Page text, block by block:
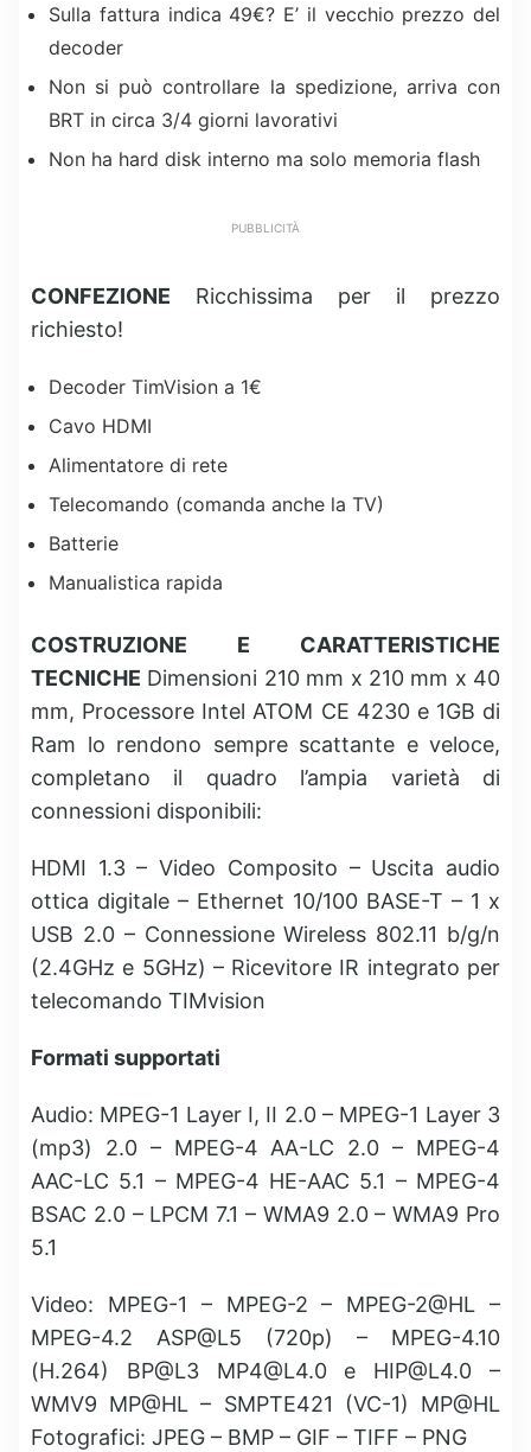
Sulla fattura indica 49€? E’ il vecchio prezzo del
decoder
Non si può controllare la spedizione, arriva con
BRT in circa 3/4 giorni lavorativi
Non ha hard disk interno ma solo memoria flash
PUBBLICITÀ
CONFEZIONE Ricchissima per il prezzo
richiesto!
Decoder TimVision a 1€
Cavo HDMI
Alimentatore di rete
Telecomando (comanda anche la TV)
Batterie
Manualistica rapida
COSTRUZIONE E CARATTERISTICHE
TECNICHE Dimensioni 210 mm x 210 mm x 40
mm, Processore Intel ATOM CE 4230 e 1GB di
Ram lo rendono sempre scattante e veloce,
completano il quadro l’ampia varietà di
connessioni disponibili:
HDMI 1.3 – Video Composito – Uscita audio
ottica digitale – Ethernet 10/100 BASE-T – 1 x
USB 2.0 – Connessione Wireless 802.11 b/g/n
(2.4GHz e 5GHz) – Ricevitore IR integrato per
telecomando TIMvision
Formati supportati
Audio: MPEG-1 Layer I, II 2.0 – MPEG-1 Layer 3
(mp3) 2.0 – MPEG-4 AA-LC 2.0 – MPEG-4
AAC-LC 5.1 – MPEG-4 HE-AAC 5.1 – MPEG-4
BSAC 2.0 – LPCM 7.1 – WMA9 2.0 – WMA9 Pro
5.1
Video: MPEG-1 – MPEG-2 – MPEG-2@HL –
MPEG-4.2 ASP@L5 (720p) – MPEG-4.10
(H.264) BP@L3 MP4@L4.0e HIP@L4.0 –
WMV9 MP@HL – SMPTE421 (VC-1) MP@HL
Fotografici: JPEG – BMP – GIF – TIFF – PNG